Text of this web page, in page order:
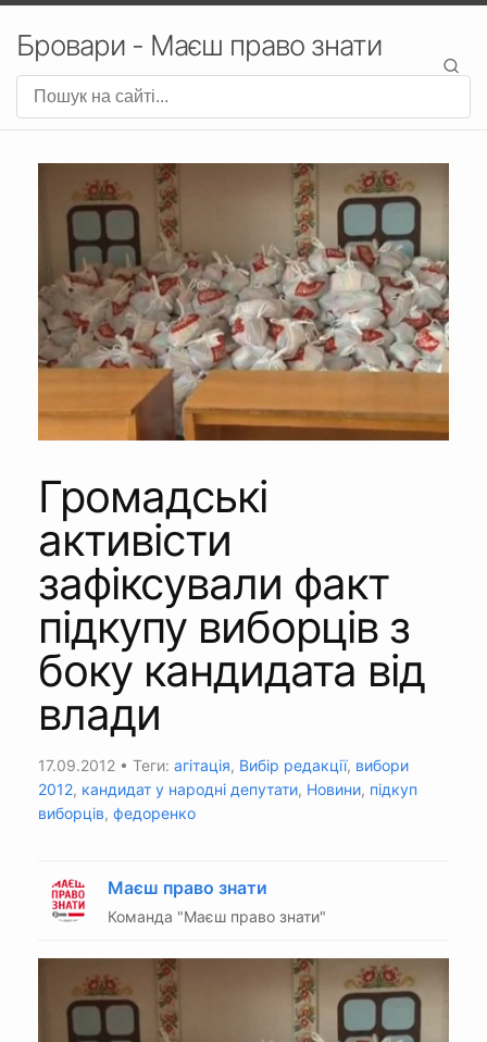
Бровари - Маєш право знати
Громадські
активісти
зафіксували факт
підкупу виборців з
боку кандидата від
влади
17.09.2012 • Теги: агітація, Вибір редакції, вибори
2012, кандидат у народні депутати, Новини, підкуп
виборців, федоренко
Маєш право знати
Команда "Маєш право знати"